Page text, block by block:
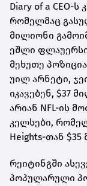
Diary of a CEO-
რომელმაც
მილიონი
ეშლი
მეხუთე
უილ არნეტი,
იკავებენ, $37
არიან NFL-ის
კელსები,
Heights-თან
რეიტინგში
პოპულარული